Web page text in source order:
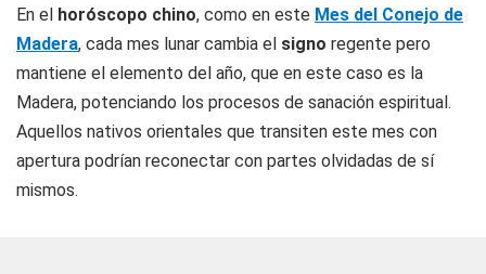
En el horóscopo chino, como en este Mes del Conejo de
Madera, cada mes lunar cambia el signo regente pero
mantiene el elemento del año, que en este caso es la
Madera, potenciando los procesos de sanación espiritual.
Aquellos nativos orientales que transiten este mes con
apertura podrían reconectar con partes olvidadas de sí
mismos.